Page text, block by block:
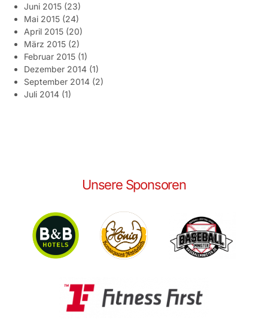
Juni 2015 (23)
Mai 2015 (24)
April 2015 (20)
März 2015 (2)
Februar 2015 (1)
Dezember 2014 (1)
September 2014 (2)
Juli 2014 (1)
Unsere Sponsoren